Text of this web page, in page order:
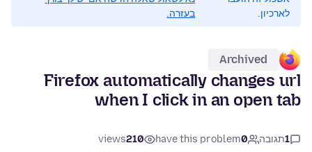
לארכיון.
בעזרה.
Archived
Firefox automatically changes url
when I click in an open tab
1תגובה 0
have this problem
210
views